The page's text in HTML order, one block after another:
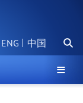
中国
搜